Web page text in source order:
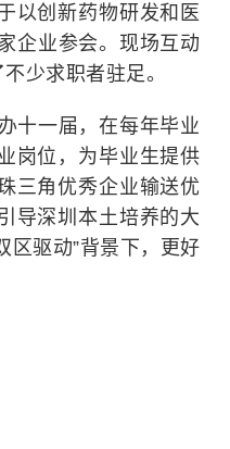
以创新药物研发和医
企业参会。现场互动
少求职者驻足。
十一届，在每年毕业
岗位，为毕业生提供
三角优秀企业输送优
导深圳本土培养的大
区驱动”背景下，更好